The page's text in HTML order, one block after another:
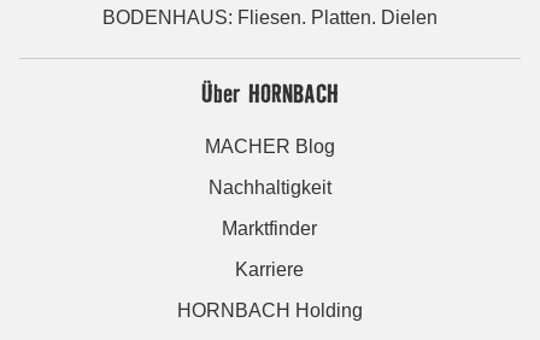
BODENHAUS: Fliesen. Platten. Dielen
Über HORNBACH
MACHER Blog
Nachhaltigkeit
Marktfinder
Karriere
HORNBACH Holding